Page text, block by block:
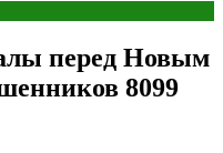
перед Новым
8099